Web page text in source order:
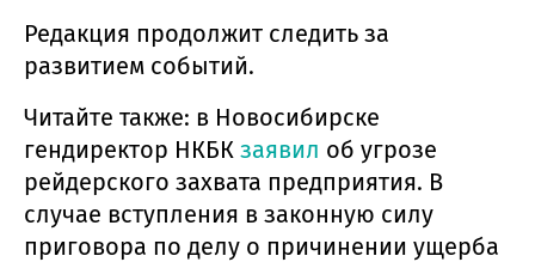
Редакция продолжит следить за
развитием событий.
Читайте также: в Новосибирске
гендиректор НКБК заявил об угрозе
рейдерского захвата предприятия. В
случае вступления в законную силу
приговора по делу о причинении ущерба